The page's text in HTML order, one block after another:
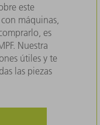
este
máquinas,
es
Nuestra
útiles y te
las piezas